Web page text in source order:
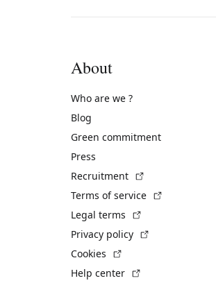
About
Who are we ?
Blog
Green commitment
Press
Recruitment
Terms of service
Legal terms
Privacy policy
Cookies
Help center